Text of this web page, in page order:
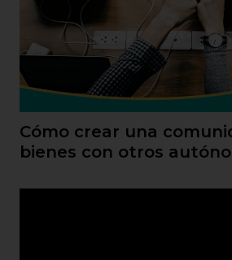
Cómo crear una
bienes con otros